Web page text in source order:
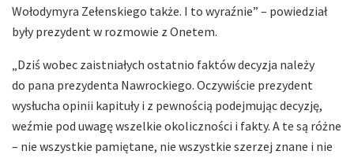
Wołodymyra Zełenskiego także. I to wyraźnie” – powiedział
były prezydent w rozmowie z Onetem.
„Dziś wobec zaistniałych ostatnio faktów decyzja należy
do pana prezydenta Nawrockiego. Oczywiście prezydent
wysłucha opinii kapituły i z pewnością podejmując decyzję,
weźmie pod uwagę wszelkie okoliczności i fakty. A te są różne
– nie wszystkie pamiętane, nie wszystkie szerzej znane i nie